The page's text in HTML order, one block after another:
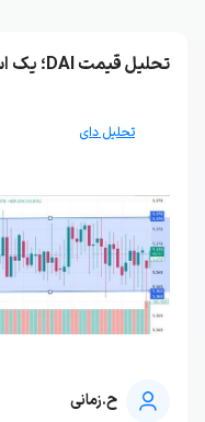
تحلیل قیمت DAI؛ یک استیبل کوین نوسانی
تحلیل دای
ح.زمانی